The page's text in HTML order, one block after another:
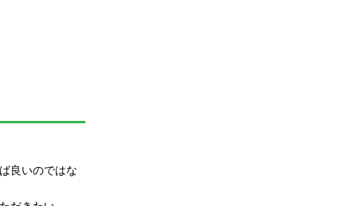
良いのではな